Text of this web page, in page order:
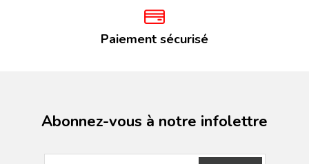
Paiement sécurisé
Abonnez-vous à notre infolettre